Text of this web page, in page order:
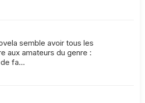
semble avoir tous les
aux amateurs du genre :
fa...